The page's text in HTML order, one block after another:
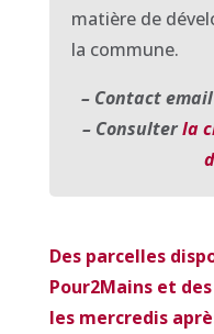
matière de
la commune.
– Contact
– Consulterla
Des parcelles
Pour2Mains et
les mercredis